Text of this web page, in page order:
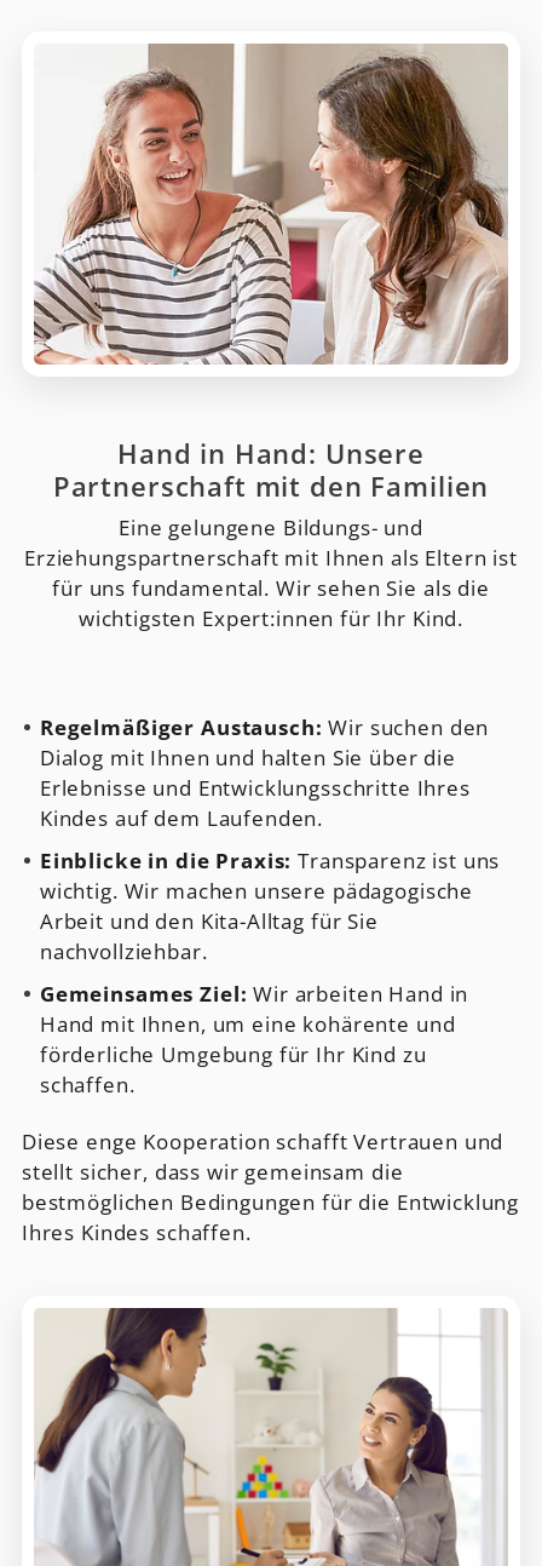
Hand in Hand: Unsere
Partnerschaft mit den Familien
Eine gelungene Bildungs- und
Erziehungspartnerschaft mit Ihnen als Eltern ist
für uns fundamental. Wir sehen Sie als die
wichtigsten Expert:innen für Ihr Kind.
Regelmäßiger Austausch: Wir suchen den
Dialog mit Ihnen und halten Sie über die
Erlebnisse und Entwicklungsschritte Ihres
Kindes auf dem Laufenden.
Einblicke in die Praxis: Transparenz ist uns
wichtig. Wir machen unsere pädagogische
Arbeit und den Kita-Alltag für Sie
nachvollziehbar.
Gemeinsames Ziel: Wir arbeiten Hand in
Hand mit Ihnen, um eine kohärente und
förderliche Umgebung für Ihr Kind zu
schaffen.
Diese enge Kooperation schafft Vertrauen und
stellt sicher, dass wir gemeinsam die
bestmöglichen Bedingungen für die Entwicklung
Ihres Kindes schaffen.